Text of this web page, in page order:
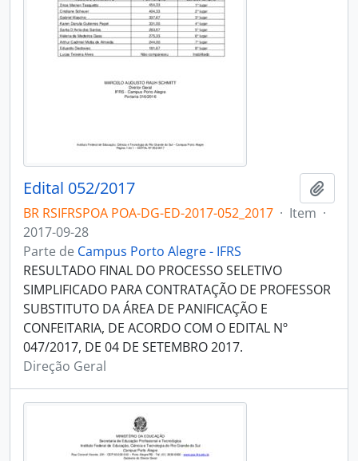
Edital 052/2017
BR RSIFRSPOA POA-DG-ED-2017-052_2017 · Item ·
2017-09-28
Parte de Campus Porto Alegre - IFRS
RESULTADO FINAL DO PROCESSO SELETIVO
SIMPLIFICADO PARA CONTRATAÇÃO DE PROFESSOR
SUBSTITUTO DA ÁREA DE PANIFICAÇÃO E
CONFEITARIA, DE ACORDO COM O EDITAL Nº
047/2017, DE 04 DE SETEMBRO 2017.
Direção Geral